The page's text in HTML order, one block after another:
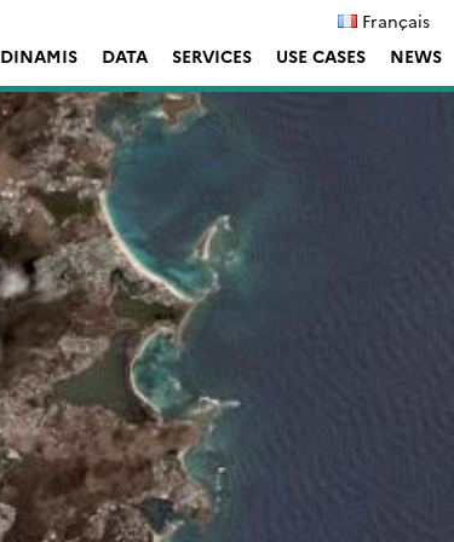
Français
DINAMIS DATA SERVICES USE CASES NEWS